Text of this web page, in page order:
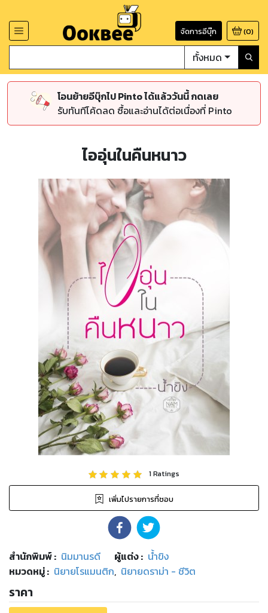
จัดการอีบุ๊ก (0)
ทั้งหมด
โอนย้ายอีบุ๊กไป Pinto ได้แล้ววันนี้ กดเลย
รับทันทีโค้ดลด ซื้อและอ่านได้ต่อเนื่องที่ Pinto
ไออุ่นในคืนหนาว
1Ratings
เพิ่มไปรายการที่ชอบ
สำนักพิมพ์: นิมมานรดี ผู้แต่ง : น้ำขิง
หมวดหมู่: นิยายโรแมนติก, นิยายดราม่า - ชีวิต
ราคา